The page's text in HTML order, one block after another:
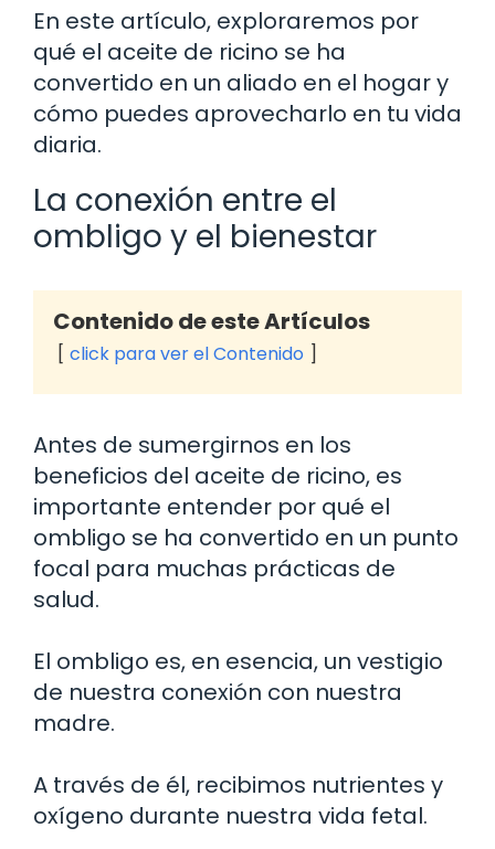
En este artículo, exploraremos por
qué el aceite de ricino se ha
convertido en un aliado en el hogar y
cómo puedes aprovecharlo en tu vida
diaria.
La conexión entre el
ombligo y el bienestar
Contenido de este Artículos
click para ver el Contenido
Antes de sumergirnos en los
beneficios del aceite de ricino, es
importante entender por qué el
ombligo se ha convertido en un punto
focal para muchas prácticas de
salud.
El ombligo es, en esencia, un vestigio
de nuestra conexión con nuestra
madre.
A través de él, recibimos nutrientes y
oxígeno durante nuestra vida fetal.